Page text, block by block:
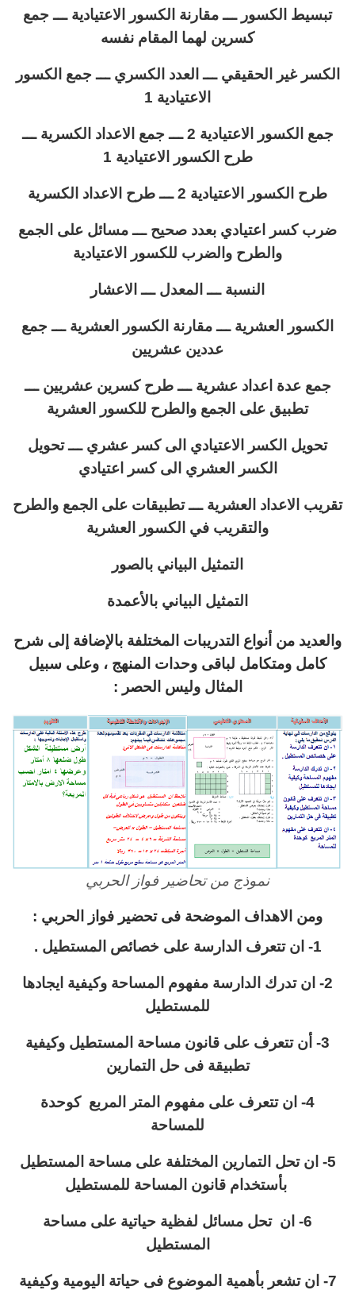
تبسيط الكسور ـــ مقارنة الكسور الاعتيادية ـــ جمع
كسرين لهما المقام نفسه
الكسر غير الحقيقي ـــ العدد الكسري ـــ جمع الكسور
الاعتيادية 1
جمع الكسور الاعتيادية 2 ـــ جمع الاعداد الكسرية ـــ
طرح الكسور الاعتيادية 1
طرح الكسور الاعتيادية 2 ـــ طرح الاعداد الكسرية
ضرب كسر اعتيادي بعدد صحيح ـــ مسائل على الجمع
والطرح والضرب للكسور الاعتيادية
النسبة ـــ المعدل ـــ الاعشار
الكسور العشرية ـــ مقارنة الكسور العشرية ـــ جمع
عددين عشريين
جمع عدة اعداد عشرية ـــ طرح كسرين عشريين ـــ
تطبيق على الجمع والطرح للكسور العشرية
تحويل الكسر الاعتيادي الى كسر عشري ـــ تحويل
الكسر العشري الى كسر اعتيادي
تقريب الاعداد العشرية ـــ تطبيقات على الجمع والطرح
والتقريب في الكسور العشرية
التمثيل البياني بالصور
التمثيل البياني بالأعمدة
والعديد من أنواع التدريبات المختلفة بالإضافة إلى شرح
كامل ومتكامل لباقى وحدات المنهج ، وعلى سبيل
المثال وليس الحصر :
نموذج من تحاضير فواز الحربي
ومن الاهداف الموضحة فى تحضير فواز الحربي :
1- ان تتعرف الدارسة على خصائص المستطيل .
2- ان تدرك الدارسة مفهوم المساحة وكيفية ايجادها
للمستطيل
3- أن تتعرف على قانون مساحة المستطيل وكيفية
تطبيقة فى حل التمارين
4- ان تتعرف على مفهوم المتر المربع كوحدة
للمساحة
5- ان تحل التمارين المختلفة على مساحة المستطيل
بأستخدام قانون المساحة للمستطيل
6- ان تحل مسائل لفظية حياتية على مساحة
المستطيل
7- ان تشعر بأهمية الموضوع فى حياتة اليومية وكيفية